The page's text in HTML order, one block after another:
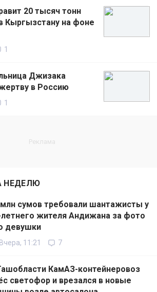
20 тысяч тонн
Кыргызстану на фоне
1
Джизака
в Россию
1
НЕДЕЛЮ
сумов требовали шантажисты у
летнего жителя Андижана за фото
девушки
Вчера, 11:21 7
КамАЗ-контейнеровоз
светофор и врезался в новые